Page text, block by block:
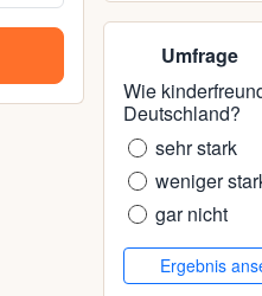
Umfrage
Wie
Deutschland?
sehr stark
weniger
gar nicht
Ergebnis